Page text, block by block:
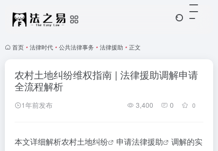
首页 • 法律时代 • 公共法律事务 • 法律援助 • 正文
农村土地纠纷维权指南 | 法律援助调解申请
全流程解析
1年前发布 3,400 0 0
本文详细解析农村土地纠纷 申请法律援助
调解的实